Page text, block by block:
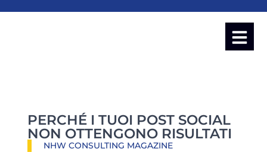
PERCHÉ I TUOI POST SOCIAL
NON OTTENGONO RISULTATI
NHW CONSULTING MAGAZINE